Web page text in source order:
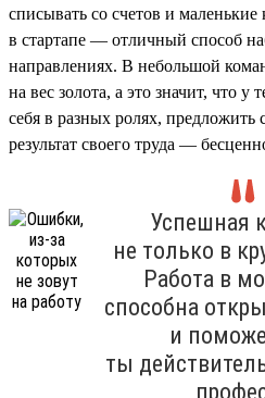
списывать со счетов и
в стартапе — отличный способ
направлениях. В небольшой
на вес золота, а это значит, что у
себя в разных ролях, предложить
результат своего труда —
Успешная
не только в
Работа в
способна
и
ты